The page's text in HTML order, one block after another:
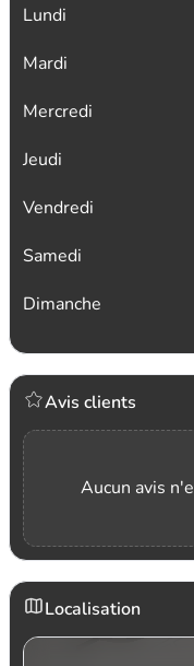
Lundi
Mardi
Mercredi
Jeudi
Vendredi
Samedi
Dimanche
Avis clients
Aucun avis
Localisation